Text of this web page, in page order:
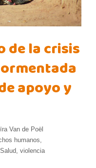
de la crisis
apoyo y
Van de Poël
humanos
Salud violencia